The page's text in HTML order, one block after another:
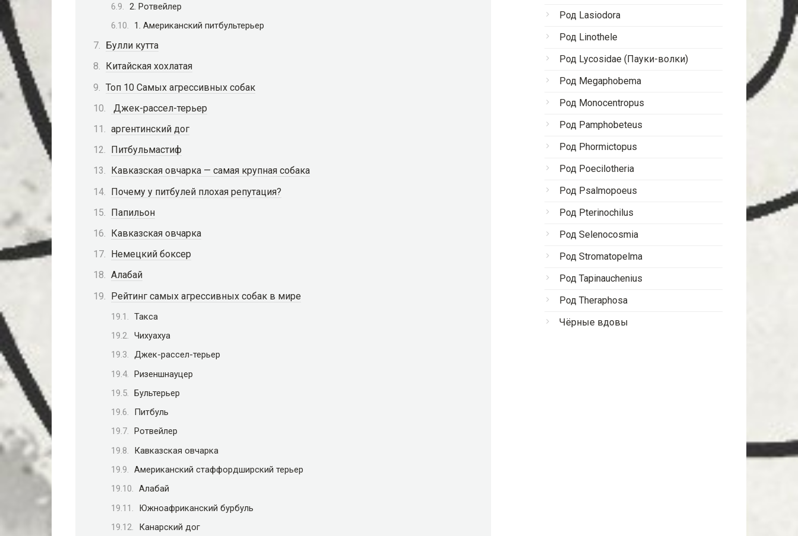
2. Ротвейлер
1. Американский питбультерьер
Булли кутта
Китайская хохлатая
Топ 10 Самых агрессивных собак
Джек-рассел-терьер
аргентинский дог
Питбульмастиф
Кавказская овчарка — самая крупная собака
Почему у питбулей плохая репутация?
Папильон
Кавказская овчарка
Немецкий боксер
Алабай
Рейтинг самых агрессивных собак в мире
Такса
Чихуахуа
Джек-рассел-терьер
Ризеншнауцер
Бультерьер
Питбуль
Ротвейлер
Кавказская овчарка
Американский стаффордширский терьер
Алабай
Южноафриканский бурбуль
Канарский дог
Род Lasiodora
Род Linothele
Род Lycosidae (Пауки-волки)
Род Megaphobema
Род Monocentropus
Род Pamphobeteus
Род Phormictopus
Род Poecilotheria
Род Psalmopoeus
Род Pterinochilus
Род Selenocosmia
Род Stromatopelma
Род Tapinauchenius
Род Theraphosa
Чёрные вдовы